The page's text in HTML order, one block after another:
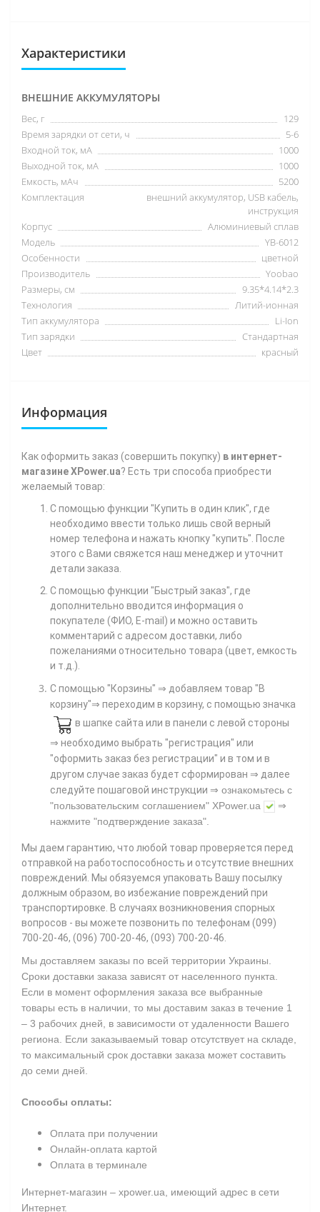
Характеристики
ВНЕШНИЕ АККУМУЛЯТОРЫ
Вес, г
129
Время зарядки от сети, ч
5-6
Входной ток, мА
1000
Выходной ток, мА
1000
Емкость, мАч
5200
Комплектация
внешний аккумулятор, USB кабель,
инструкция
Корпус
Алюминиевый сплав
Модель
YB-6012
Особенности
цветной
Производитель
Yoobao
Размеры, см
9.35*4.14*2.3
Технология
Литий-ионная
Тип аккумулятора
Li-Ion
Тип зарядки
Стандартная
Цвет
красный
Информация
Как оформить заказ (совершить покупку) в интернет-
магазине XPower.ua? Есть три способа приобрести
желаемый товар:
С помощью функции "Купить в один клик", где
необходимо ввести только лишь свой верный
номер телефона и нажать кнопку "купить". После
этого с Вами свяжется наш менеджер и уточнит
детали заказа.
С помощью функции "Быстрый заказ", где
дополнительно вводится информация о
покупателе (ФИО, E-mail) и можно оставить
комментарий с адресом доставки, либо
пожеланиями относительно товара (цвет, емкость
и т.д.).
С помощью "Корзины" ⇒ добавляем товар "В
корзину"⇒ переходим в корзину, с помощью значка
в шапке сайта или в панели с левой стороны
⇒ необходимо выбрать "регистрация" или
"оформить заказ без регистрации" и в том и в
другом случае заказ будет сформирован ⇒ далее
следуйте пошаговой инструкции ⇒ ознакомьтесь с
"пользовательским соглашением" XPower.ua
⇒
нажмите "подтверждение заказа"
Мы даем гарантию, что любой товар проверяется перед
отправкой на работоспособность и отсутствие внешних
повреждений. Мы обязуемся упаковать Вашу посылку
должным образом, во избежание повреждений при
транспортировке. В случаях возникновения спорных
вопросов - вы можете позвонить по телефонам (099)
700-20-46, (096) 700-20-46, (093) 700-20-46.
Мы доставляем заказы по всей территории Украины.
Сроки доставки заказа зависят от населенного пункта.
Если в момент оформления заказа все выбранные
товары есть в наличии, то мы доставим заказ в течение 1
– 3 рабочих дней, в зависимости от удаленности Вашего
региона. Если заказываемый товар отсутствует на складе,
то максимальный срок доставки заказа может составить
до семи дней.
Способы оплаты:
Оплата при получении
Онлайн-оплата картой
Оплата в терминале
Интернет-магазин – xpower.ua, имеющий адрес в сети
Интернет.